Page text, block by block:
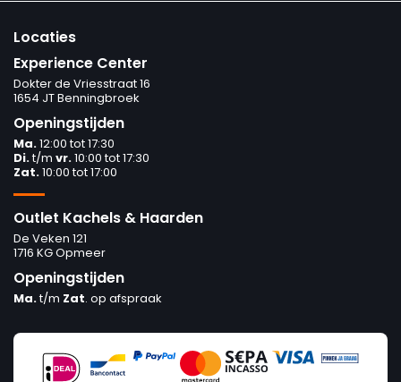
Locaties
Experience Center
Dokter de Vriesstraat 16
1654 JT Benningbroek
Openingstijden
Ma.12:00 tot 17:30
Di.t/m vr.10:00 tot 17:30
Zat.10:00 tot 17:00
Outlet Kachels & Haarden
De Veken 121
1716 KG Opmeer
Openingstijden
Ma.t/m Zat. op afspraak